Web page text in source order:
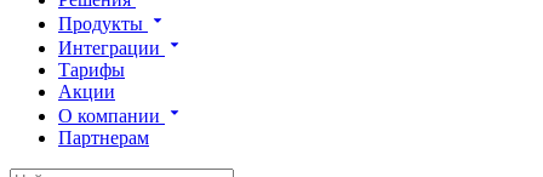
Продукты
Интеграции
Тарифы
Акции
О компании
Партнерам